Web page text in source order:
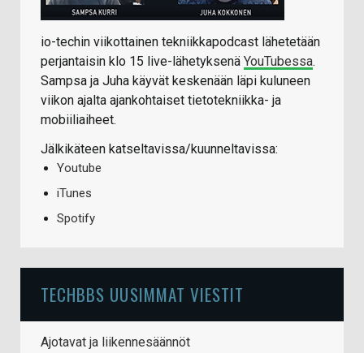
io-techin viikottainen tekniikkapodcast lähetetään
perjantaisin klo 15 live-lähetyksenä YouTubessa.
Sampsa ja Juha käyvät keskenään läpi kuluneen
viikon ajalta ajankohtaiset tietotekniikka- ja
mobiiliaiheet.
Jälkikäteen katseltavissa/kuunneltavissa:
Youtube
iTunes
Spotify
TECHBBS UUSIMMAT VIESTIT
Ajotavat ja liikennesäännöt